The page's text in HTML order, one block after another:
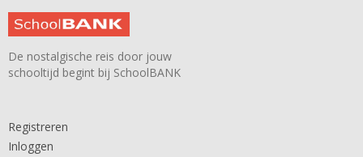
De nostalgische reis door jouw
schooltijd begint bij SchoolBANK
Registreren
Inloggen